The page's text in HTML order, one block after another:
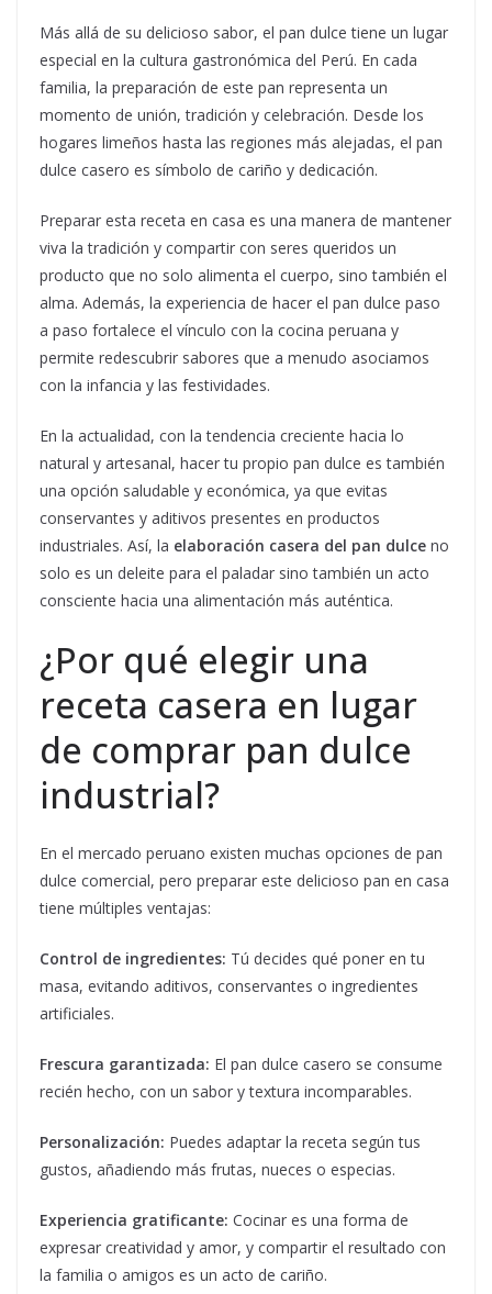
Más allá de su delicioso sabor, el pan dulce tiene un lugar
especial en la cultura gastronómica del Perú. En cada
familia, la preparación de este pan representa un
momento de unión, tradición y celebración. Desde los
hogares limeños hasta las regiones más alejadas, el pan
dulce casero es símbolo de cariño y dedicación.
Preparar esta receta en casa es una manera de mantener
viva la tradición y compartir con seres queridos un
producto que no solo alimenta el cuerpo, sino también el
alma. Además, la experiencia de hacer el pan dulce paso
a paso fortalece el vínculo con la cocina peruana y
permite redescubrir sabores que a menudo asociamos
con la infancia y las festividades.
En la actualidad, con la tendencia creciente hacia lo
natural y artesanal, hacer tu propio pan dulce es también
una opción saludable y económica, ya que evitas
conservantes y aditivos presentes en productos
industriales. Así, la elaboración casera del pan dulce no
solo es un deleite para el paladar sino también un acto
consciente hacia una alimentación más auténtica.
¿Por qué elegir una
receta casera en lugar
de comprar pan dulce
industrial?
En el mercado peruano existen muchas opciones de pan
dulce comercial, pero preparar este delicioso pan en casa
tiene múltiples ventajas:
Control de ingredientes: Tú decides qué poner en tu
masa, evitando aditivos, conservantes o ingredientes
artificiales.
Frescura garantizada: El pan dulce casero se consume
recién hecho, con un sabor y textura incomparables.
Personalización: Puedes adaptar la receta según tus
gustos, añadiendo más frutas, nueces o especias.
Experiencia gratificante: Cocinar es una forma de
expresar creatividad y amor, y compartir el resultado con
la familia o amigos es un acto de cariño.